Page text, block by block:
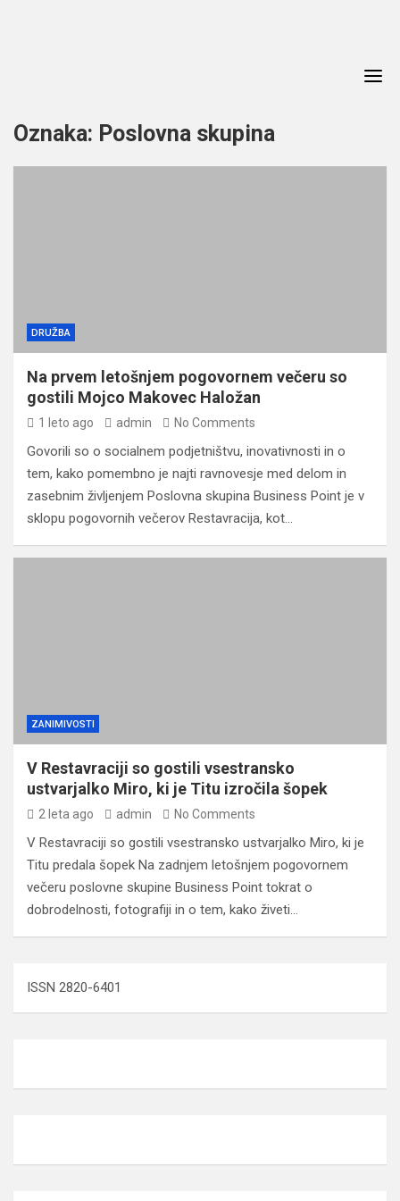
Oznaka: Poslovna skupina
DRUŽBA
Na prvem letošnjem pogovornem večeru so
gostili Mojco Makovec Haložan
1 leto ago admin No Comments
Govorili so o socialnem podjetništvu, inovativnosti in o
tem, kako pomembno je najti ravnovesje med delom in
zasebnim življenjem Poslovna skupina Business Point je v
sklopu pogovornih večerov Restavracija, kot…
ZANIMIVOSTI
V Restavraciji so gostili vsestransko
ustvarjalko Miro, ki je Titu izročila šopek
2 leta ago admin No Comments
V Restavraciji so gostili vsestransko ustvarjalko Miro, ki je
Titu predala šopek Na zadnjem letošnjem pogovornem
večeru poslovne skupine Business Point tokrat o
dobrodelnosti, fotografiji in o tem, kako živeti…
ISSN 2820-6401